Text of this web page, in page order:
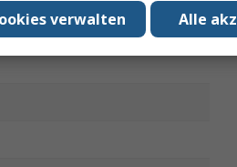
Alle
verwalten